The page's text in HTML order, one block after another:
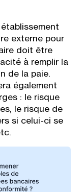
externe pour
doit être
à remplir la
de la paie.
également
: le risque
le risque de
si celui-ci se